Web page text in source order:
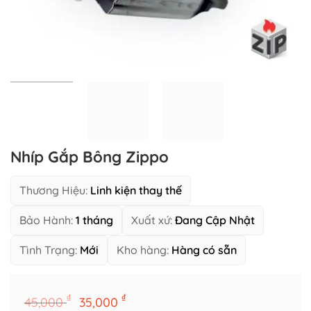
Nhíp Gắp Bông Zippo
Thương Hiệu: Linh kiện thay thế
Bảo Hành: 1 tháng Xuất xứ: Đang Cập Nhật
Tình Trạng: Mới Kho hàng: Hàng có sẵn
45,000₫
Giá
35,000₫Giá
Nhíp Gắp Bông Zippo số lượng